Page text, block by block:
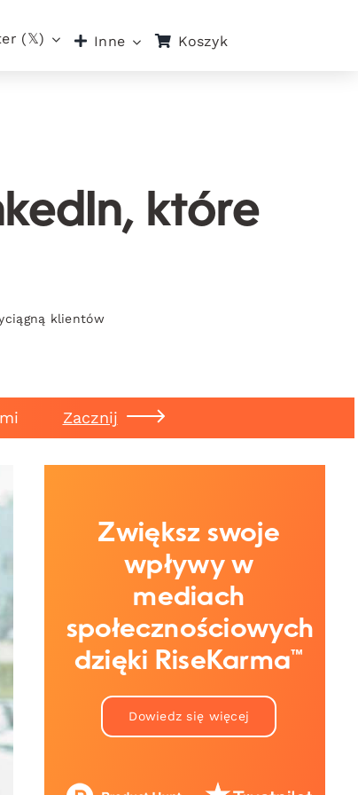
(𝕏) Inne Koszyk
które
klientów
Zacznij
Zwiększ swoje
wpływy w
mediach
społecznościowych
dzięki RiseKarma™
Dowiedz się więcej